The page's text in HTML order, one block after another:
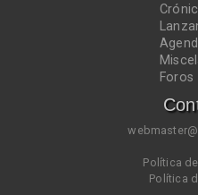
Foros
Política
Política